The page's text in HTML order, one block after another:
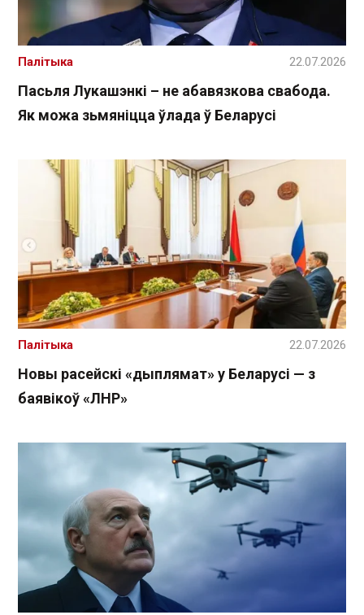
Пасьля Лукашэнкі – не абавязкова свабода.
Як можа зьмяніцца ўлада ў Беларусі
Палітыка 22.07.2026
Новы расейскі «дыплямат» у Беларусі — з
баявікоў «ЛНР»
Палітыка 22.07.2026